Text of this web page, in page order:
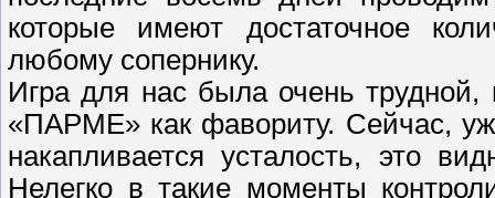
которые имеют достаточное
любому сопернику.
Игра для нас была очень
«ПАРМЕ» как фавориту. Сейчас,
накапливается усталость, это
Нелегко в такие моменты